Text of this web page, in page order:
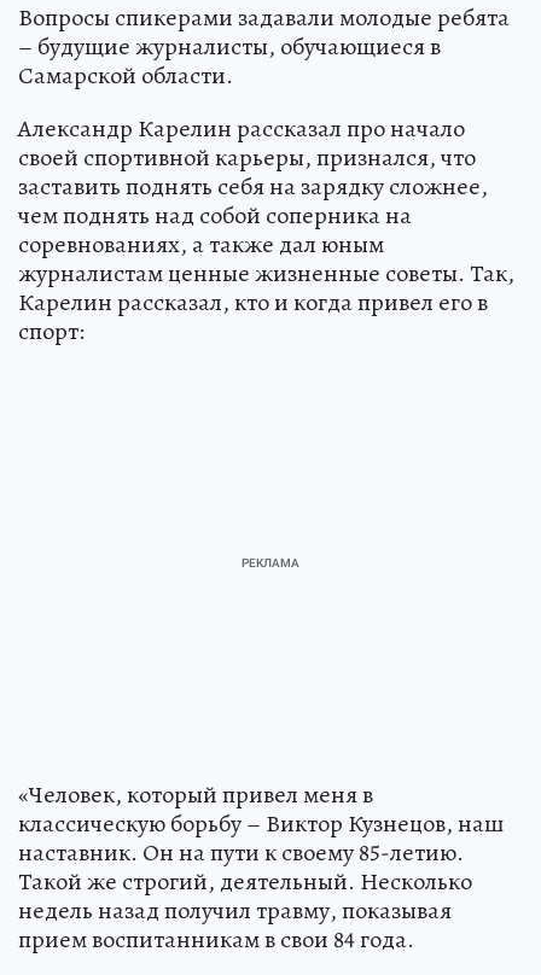
Вопросы спикерами задавали молодые ребята
– будущие журналисты, обучающиеся в
Самарской области.
Александр Карелин рассказал про начало
своей спортивной карьеры, признался, что
заставить поднять себя на зарядку сложнее,
чем поднять над собой соперника на
соревнованиях, а также дал юным
журналистам ценные жизненные советы. Так,
Карелин рассказал, кто и когда привел его в
спорт:
«Человек, который привел меня в
классическую борьбу – Виктор Кузнецов, наш
наставник. Он на пути к своему 85-летию.
Такой же строгий, деятельный. Несколько
недель назад получил травму, показывая
прием воспитанникам в свои 84 года.